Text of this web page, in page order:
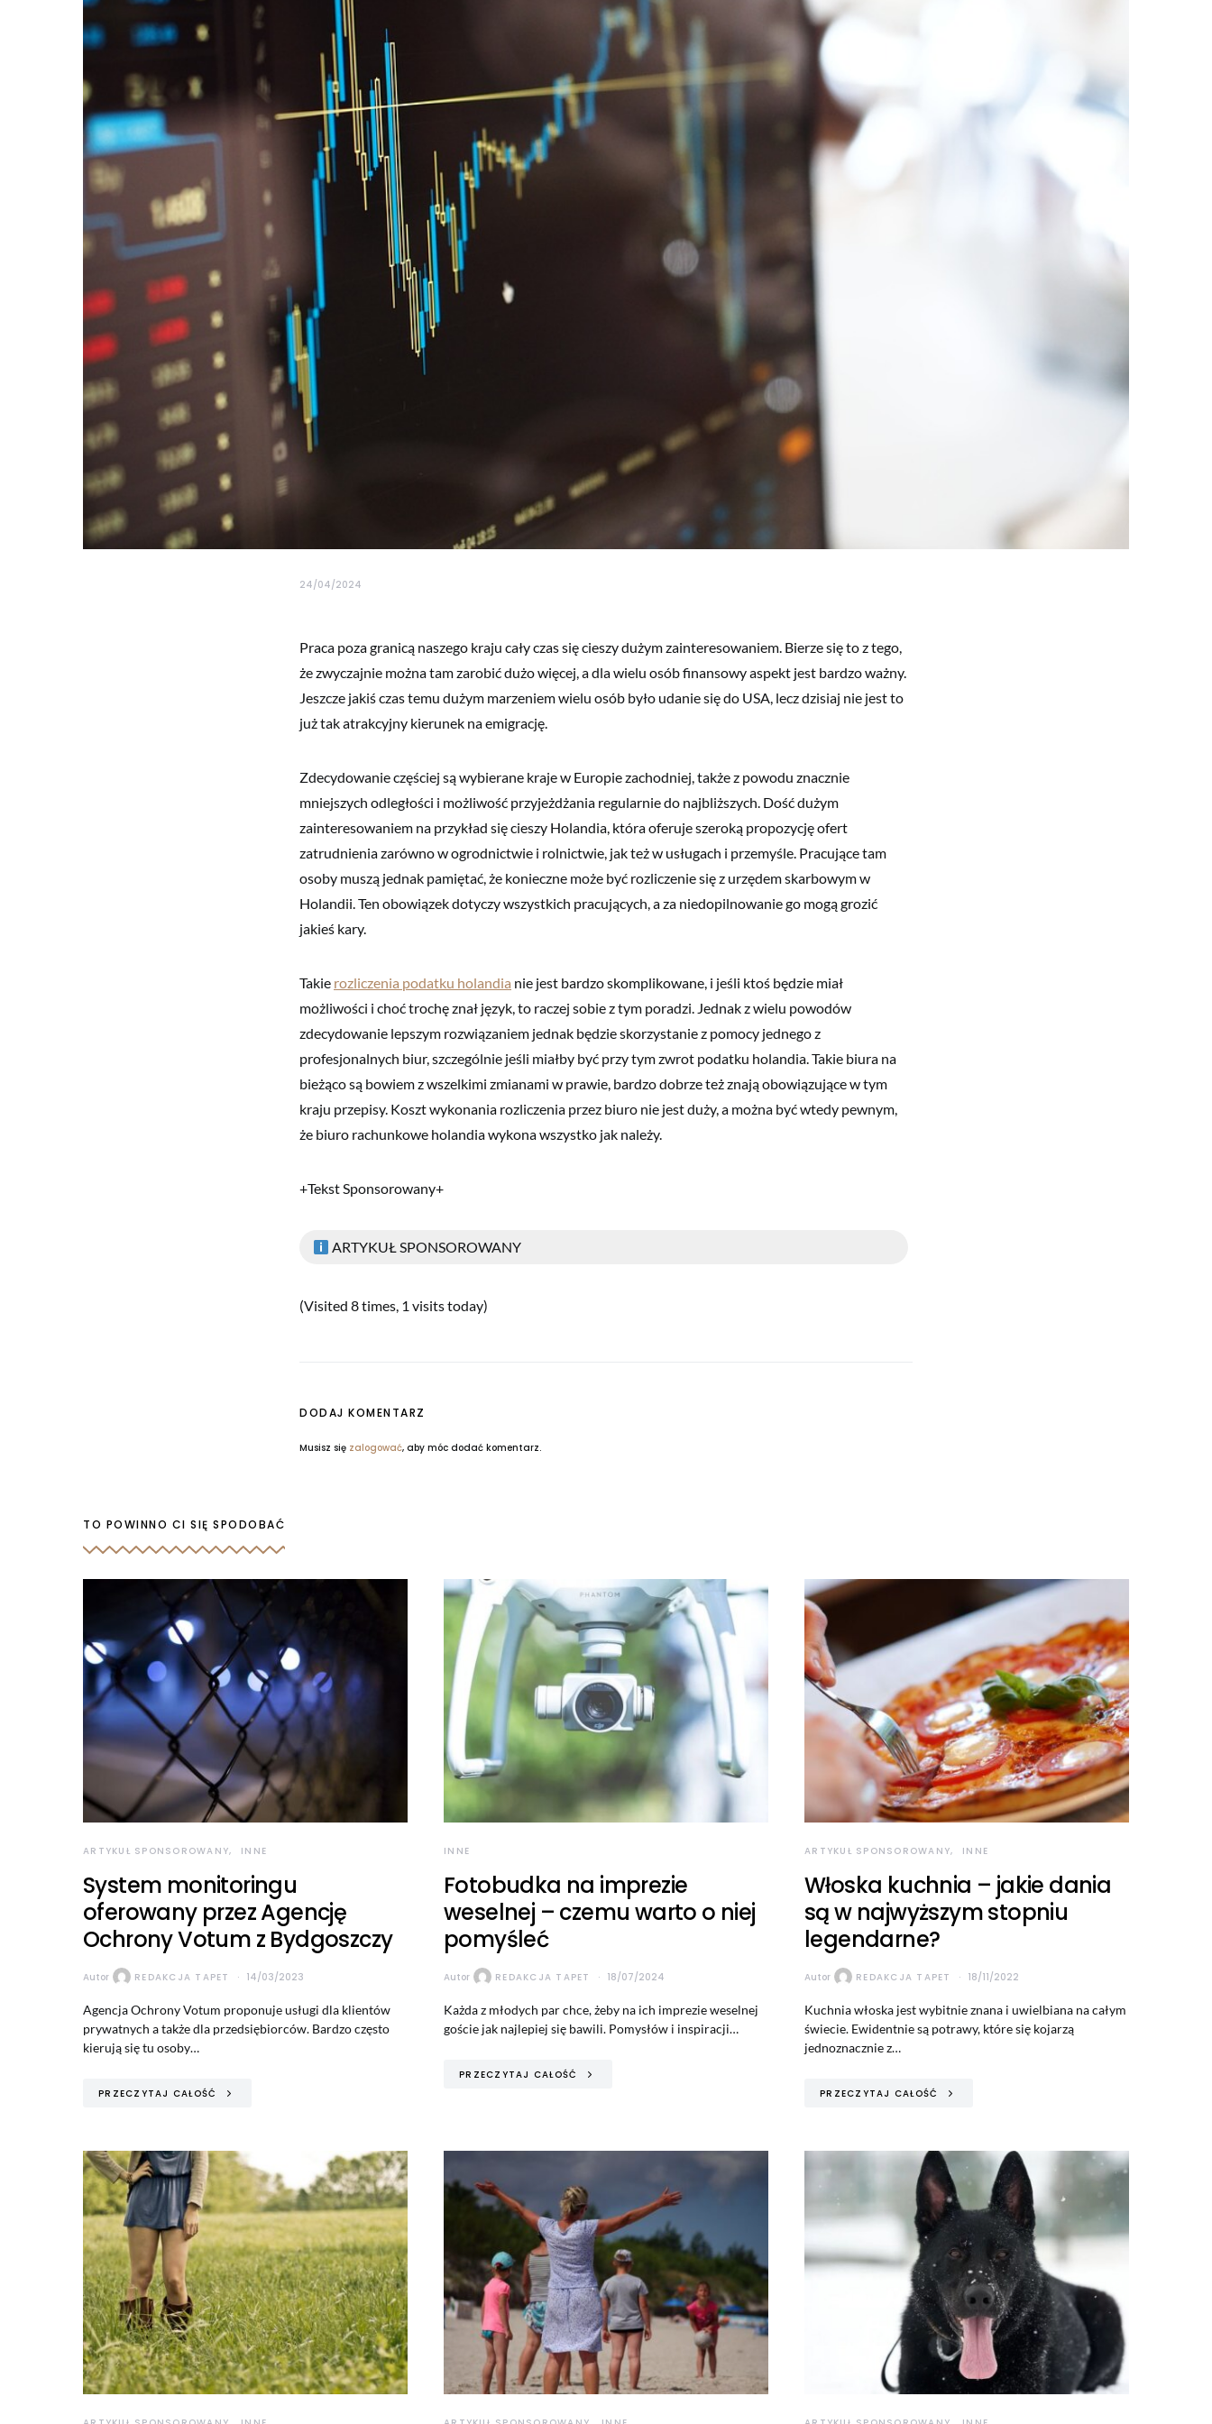
24/04/2024
Praca poza granicą naszego kraju cały czas się cieszy dużym zainteresowaniem. Bierze się to z tego,
że zwyczajnie można tam zarobić dużo więcej, a dla wielu osób finansowy aspekt jest bardzo ważny.
Jeszcze jakiś czas temu dużym marzeniem wielu osób było udanie się do USA, lecz dzisiaj nie jest to
już tak atrakcyjny kierunek na emigrację.
Zdecydowanie częściej są wybierane kraje w Europie zachodniej, także z powodu znacznie
mniejszych odległości i możliwość przyjeżdżania regularnie do najbliższych. Dość dużym
zainteresowaniem na przykład się cieszy Holandia, która oferuje szeroką propozycję ofert
zatrudnienia zarówno w ogrodnictwie i rolnictwie, jak też w usługach i przemyśle. Pracujące tam
osoby muszą jednak pamiętać, że konieczne może być rozliczenie się z urzędem skarbowym w
Holandii. Ten obowiązek dotyczy wszystkich pracujących, a za niedopilnowanie go mogą grozić
jakieś kary.
Takie rozliczenia podatku holandia nie jest bardzo skomplikowane, i jeśli ktoś będzie miał
możliwości i choć trochę znał język, to raczej sobie z tym poradzi. Jednak z wielu powodów
zdecydowanie lepszym rozwiązaniem jednak będzie skorzystanie z pomocy jednego z
profesjonalnych biur, szczególnie jeśli miałby być przy tym zwrot podatku holandia. Takie biura na
bieżąco są bowiem z wszelkimi zmianami w prawie, bardzo dobrze też znają obowiązujące w tym
kraju przepisy. Koszt wykonania rozliczenia przez biuro nie jest duży, a można być wtedy pewnym,
że biuro rachunkowe holandia wykona wszystko jak należy.
+Tekst Sponsorowany+
ARTYKUŁ SPONSOROWANY
(Visited 8 times, 1 visits today)
DODAJ KOMENTARZ
Musisz się zalogować, aby móc dodać komentarz.
TO POWINNO CI SIĘ SPODOBAĆ
ARTYKUŁ SPONSOROWANY INNE
System monitoringu
oferowany przez Agencję
Ochrony Votum z Bydgoszczy
Autor REDAKCJA TAPET 14/03/2023
Agencja Ochrony Votum proponuje usługi dla klientów
prywatnych a także dla przedsiębiorców. Bardzo często
kierują się tu osoby…
PRZECZYTAJ CAŁOŚĆ
INNE
Fotobudka na imprezie
weselnej – czemu warto o niej
pomyśleć
Autor REDAKCJA TAPET 18/07/2024
Każda z młodych par chce, żeby na ich imprezie weselnej
goście jak najlepiej się bawili. Pomysłów i inspiracji…
PRZECZYTAJ CAŁOŚĆ
ARTYKUŁ SPONSOROWANY INNE
Włoska kuchnia – jakie dania
są w najwyższym stopniu
legendarne?
Autor REDAKCJA TAPET 18/11/2022
Kuchnia włoska jest wybitnie znana i uwielbiana na całym
świecie. Ewidentnie są potrawy, które się kojarzą
jednoznacznie z…
PRZECZYTAJ CAŁOŚĆ